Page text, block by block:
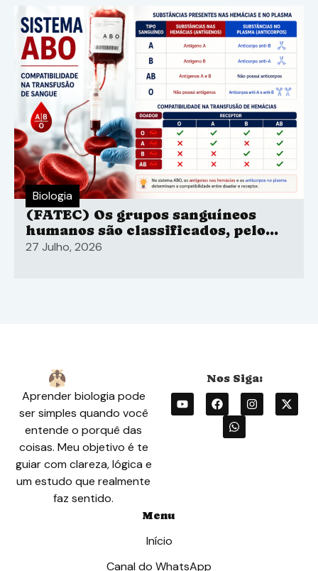
Biologia
(FATEC) Os grupos sanguíneos
humanos são classificados, pelo
sistema ABO
27 Julho, 2026
Aprender biologia pode
ser simples quando você
entende o porquê das
coisas. Meu objetivo é te
guiar com clareza, lógica e
um estudo que realmente
faz sentido.
Menu
Início
Canal do WhatsApp